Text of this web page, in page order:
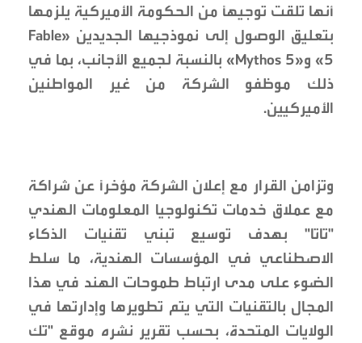
أنها تلقت توجيهاً من الحكومة الأميركية يلزمها
بتعليق الوصول إلى نموذجيها الجديدين «Fable
5» و«Mythos 5» بالنسبة لجميع الأجانب، بما في
ذلك موظفو الشركة من غير المواطنين
الأميركيين.
وتزامن القرار مع إعلان الشركة مؤخراً عن شراكة
مع عملاق خدمات تكنولوجيا المعلومات الهندي
"تاتا" بهدف توسيع تبني تقنيات الذكاء
الاصطناعي في المؤسسات الهندية، ما سلط
الضوء على مدى ارتباط طموحات الهند في هذا
المجال بالتقنيات التي يتم تطويرها وإدارتها في
الولايات المتحدة، بحسب تقرير نشره موقع "تك